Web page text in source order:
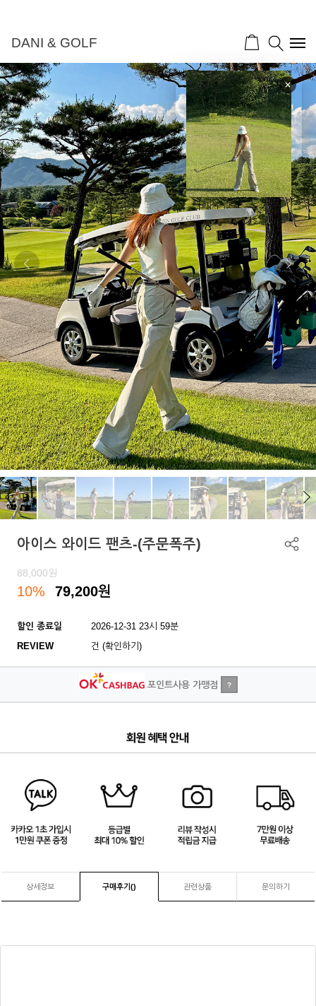
DANI & GOLF
아이스 와이드 팬츠-(주문폭주)
88,000원
10% 79,200원
할인 종료일
2026-12-31 23시 59분
REVIEW
건 (확인하기)
포인트사용 가맹점 ?
상세정보 구매후기() 관련상품 문의하기